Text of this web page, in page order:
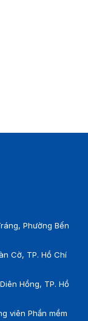
Phường Bến
Cờ, TP. Hồ Chí
Hồng, TP. Hồ
viên Phần mềm